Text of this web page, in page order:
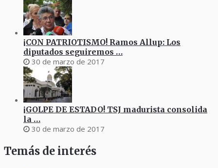
¡CON PATRIOTISMO! Ramos Allup: Los
diputados seguiremos …
30 de marzo de 2017
¡GOLPE DE ESTADO! TSJ madurista consolida
la …
30 de marzo de 2017
Temás de interés